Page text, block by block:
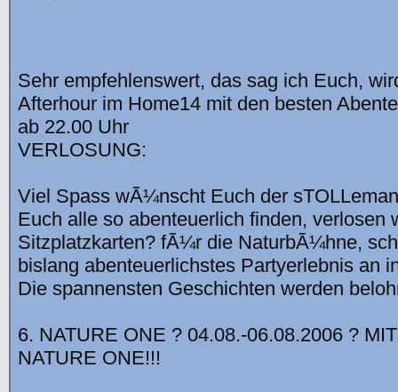
Sehr empfehlenswert, das sag ich Euch,
Afterhour im Home14 mit den besten
ab 22.00 Uhr
VERLOSUNG:
Viel Spass wÃ¼nscht Euch der
Euch alle so abenteuerlich finden, verlosen
Sitzplatzkarten? fÃ¼r die NaturbÃ¼hne,
bislang abenteuerlichstes Partyerlebnis an
Die spannensten Geschichten werden
6. NATURE ONE ? 04.08.-06.08.2006 ?
NATURE ONE!!!